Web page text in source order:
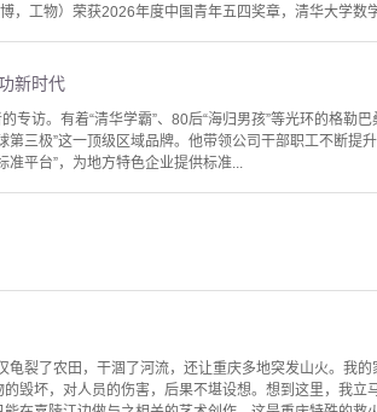
工物）荣获2026年度中国青年五四奖章，清华大学数
新时代
专访。有着“清华学霸”、80后“海归男孩”等光环的格勒
三极”这一顶级区域品牌。他带领公司干部职工不断提
平台”，为地方特色企业提供标准...
裂了农田，干涸了河流，还让重庆多地突发山火。我
毁坏，对人员的伤害，后果不堪设想。想到这里，我立